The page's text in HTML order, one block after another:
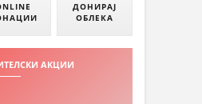
ДОНИРАЈ
ОБЛЕКА
АКЦИИ